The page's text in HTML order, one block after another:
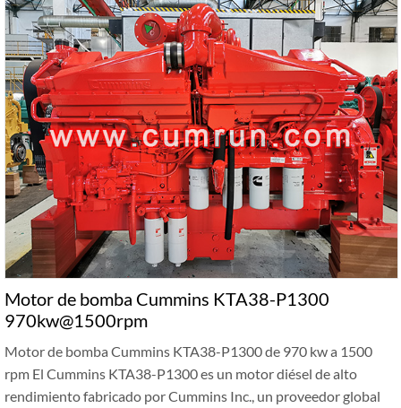
Motor de bomba Cummins KTA38-P1300
970kw@1500rpm
Motor de bomba Cummins KTA38-P1300 de 970 kw a 1500
rpm El Cummins KTA38-P1300 es un motor diésel de alto
rendimiento fabricado por Cummins Inc., un proveedor global